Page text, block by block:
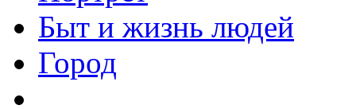
Быт и жизнь людей
Город